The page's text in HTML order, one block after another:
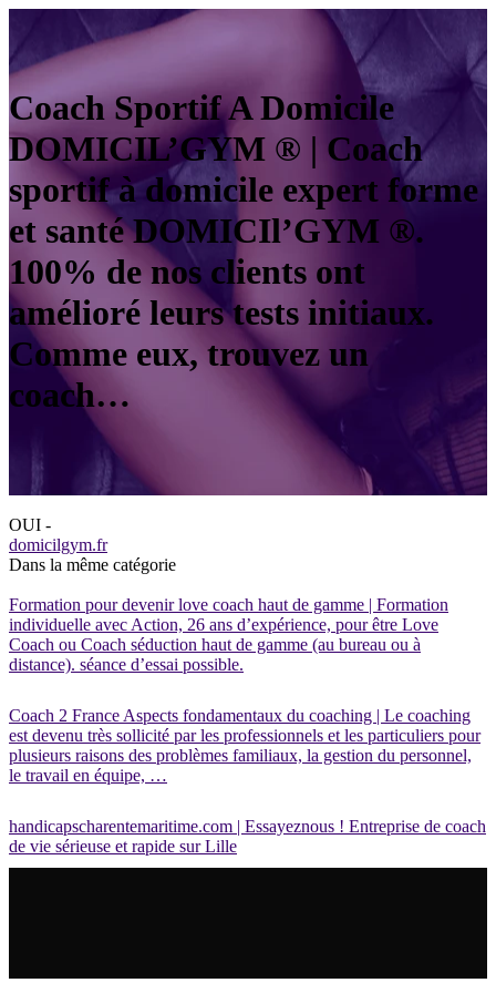
Coach Sportif A Domicile
DOMICIL’GYM ® | Coach
sportif à domicile expert forme
et santé DOMICIl’GYM ®.
100% de nos clients ont
amélioré leurs tests initiaux.
Comme eux, trouvez un
coach…
OUI -
domicilgym.fr
Dans la même catégorie
Formation pour devenir love coach haut de gamme | Formation
individuelle avec Action, 26 ans d’expérience, pour être Love
Coach ou Coach séduction haut de gamme (au bureau ou à
distance). séance d’essai possible.
Coach 2 France Aspects fon­da­men­taux du coaching | Le coaching
est devenu très sollicité par les professionnels et les particuliers pour
plusieurs raisons des problèmes familiaux, la gestion du personnel,
le travail en équipe, …
handicapscharentemaritime.com | Essayeznous ! Entreprise de coach
de vie sérieuse et rapide sur Lille